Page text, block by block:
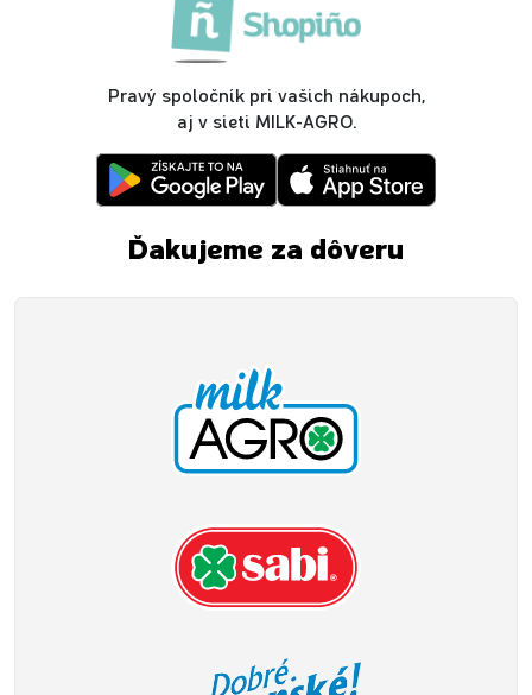
Pravý spoločník pri vašich nákupoch,
aj v sieti MILK-AGRO.
Ďakujeme za dôveru